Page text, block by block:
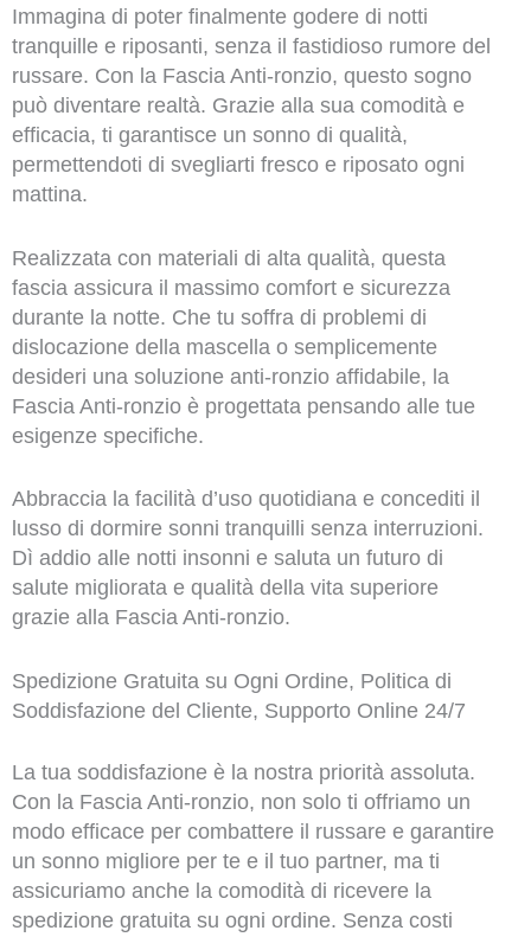
Immagina di poter finalmente godere di notti
tranquille e riposanti, senza il fastidioso rumore del
russare. Con la Fascia Anti-ronzio, questo sogno
può diventare realtà. Grazie alla sua comodità e
efficacia, ti garantisce un sonno di qualità,
permettendoti di svegliarti fresco e riposato ogni
mattina.
Realizzata con materiali di alta qualità, questa
fascia assicura il massimo comfort e sicurezza
durante la notte. Che tu soffra di problemi di
dislocazione della mascella o semplicemente
desideri una soluzione anti-ronzio affidabile, la
Fascia Anti-ronzio è progettata pensando alle tue
esigenze specifiche.
Abbraccia la facilità d’uso quotidiana e concediti il
lusso di dormire sonni tranquilli senza interruzioni.
Dì addio alle notti insonni e saluta un futuro di
salute migliorata e qualità della vita superiore
grazie alla Fascia Anti-ronzio.
Spedizione Gratuita su Ogni Ordine, Politica di
Soddisfazione del Cliente, Supporto Online 24/7
La tua soddisfazione è la nostra priorità assoluta.
Con la Fascia Anti-ronzio, non solo ti offriamo un
modo efficace per combattere il russare e garantire
un sonno migliore per te e il tuo partner, ma ti
assicuriamo anche la comodità di ricevere la
spedizione gratuita su ogni ordine. Senza costi